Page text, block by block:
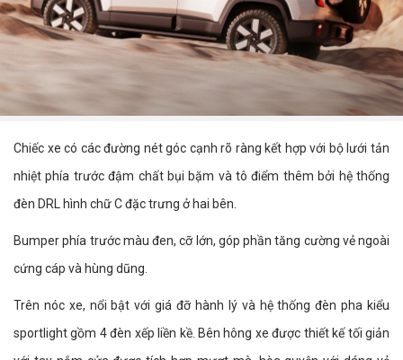
Chiếc xe có các đường nét góc cạnh rõ ràng kết hợp với bộ lưới tản
nhiệt phía trước đậm chất bụi bặm và tô điểm thêm bởi hệ thống
đèn DRL hình chữ C đặc trưng ở hai bên.
Bumper phía trước màu đen, cỡ lớn, góp phần tăng cường vẻ ngoài
cứng cáp và hùng dũng.
Trên nóc xe, nổi bật với giá đỡ hành lý và hệ thống đèn pha kiểu
sportlight gồm 4 đèn xếp liền kề. Bên hông xe được thiết kế tối giản